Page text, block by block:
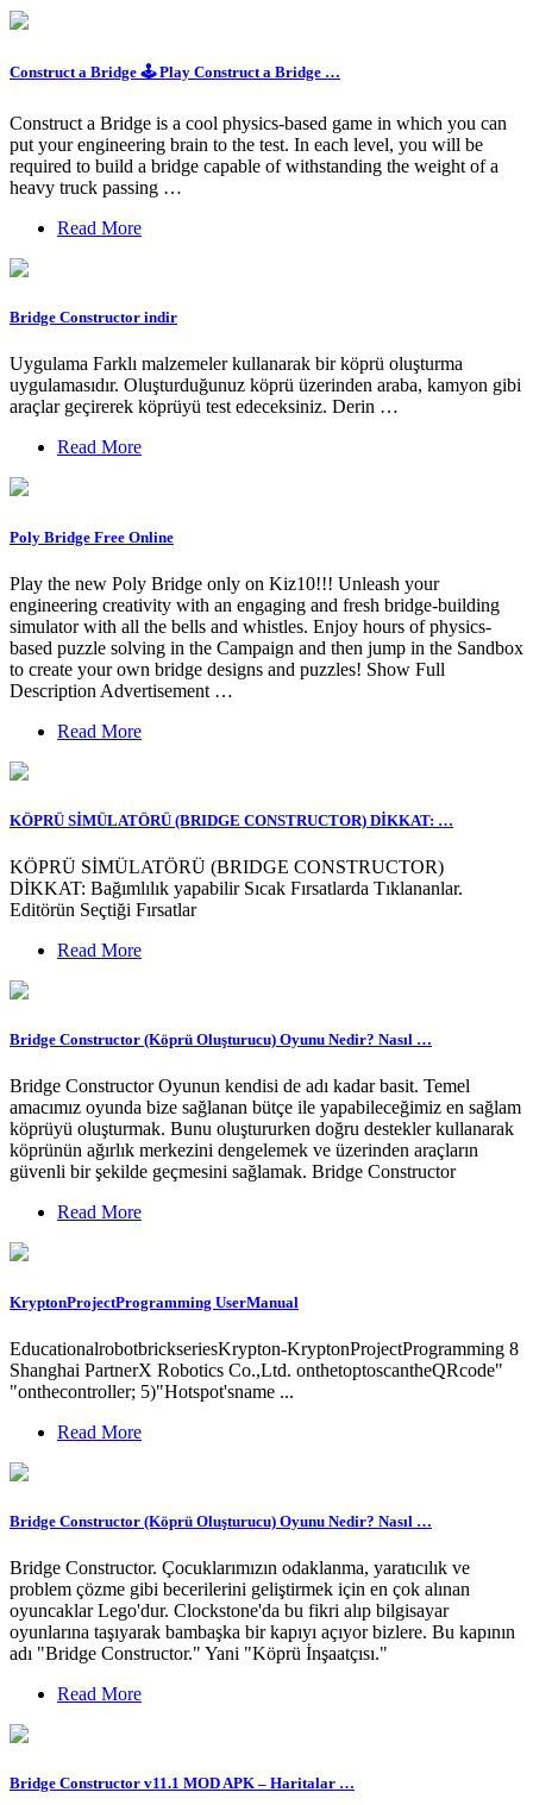
Construct a Bridge 🕹️ Play Construct a Bridge …
Construct a Bridge is a cool physics-based game in which you can
put your engineering brain to the test. In each level, you will be
required to build a bridge capable of withstanding the weight of a
heavy truck passing …
Read More
Bridge Constructor indir
Uygulama Farklı malzemeler kullanarak bir köprü oluşturma
uygulamasıdır. Oluşturduğunuz köprü üzerinden araba, kamyon gibi
araçlar geçirerek köprüyü test edeceksiniz. Derin …
Read More
Poly Bridge Free Online
Play the new Poly Bridge only on Kiz10!!! Unleash your
engineering creativity with an engaging and fresh bridge-building
simulator with all the bells and whistles. Enjoy hours of physics-
based puzzle solving in the Campaign and then jump in the Sandbox
to create your own bridge designs and puzzles! Show Full
Description Advertisement …
Read More
KÖPRÜ SİMÜLATÖRÜ (BRIDGE CONSTRUCTOR) DİKKAT: …
KÖPRÜ SİMÜLATÖRÜ (BRIDGE CONSTRUCTOR)
DİKKAT: Bağımlılık yapabilir Sıcak Fırsatlarda Tıklananlar.
Editörün Seçtiği Fırsatlar
Read More
Bridge Constructor (Köprü Oluşturucu) Oyunu Nedir? Nasıl …
Bridge Constructor Oyunun kendisi de adı kadar basit. Temel
amacımız oyunda bize sağlanan bütçe ile yapabileceğimiz en sağlam
köprüyü oluşturmak. Bunu oluştururken doğru destekler kullanarak
köprünün ağırlık merkezini dengelemek ve üzerinden araçların
güvenli bir şekilde geçmesini sağlamak. Bridge Constructor
Read More
KryptonProjectProgramming UserManual
EducationalrobotbrickseriesKrypton-KryptonProjectProgramming 8
Shanghai PartnerX Robotics Co.,Ltd. onthetoptoscantheQRcode"
"onthecontroller; 5)"Hotspot'sname ...
Read More
Bridge Constructor (Köprü Oluşturucu) Oyunu Nedir? Nasıl …
Bridge Constructor. Çocuklarımızın odaklanma, yaratıcılık ve
problem çözme gibi becerilerini geliştirmek için en çok alınan
oyuncaklar Lego'dur. Clockstone'da bu fikri alıp bilgisayar
oyunlarına taşıyarak bambaşka bir kapıyı açıyor bizlere. Bu kapının
adı "Bridge Constructor." Yani "Köprü İnşaatçısı."
Read More
Bridge Constructor v11.1 MOD APK – Haritalar …